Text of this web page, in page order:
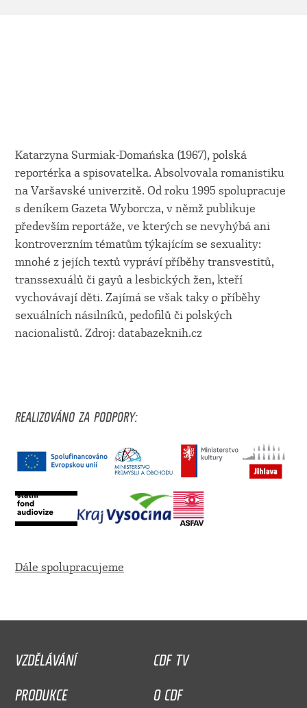
Katarzyna Surmiak-Domańska (1967), polská
reportérka a spisovatelka. Absolvovala romanistiku
na Varšavské univerzitě. Od roku 1995 spolupracuje
s deníkem Gazeta Wyborcza, v němž publikuje
především reportáže, ve kterých se nevyhýbá ani
kontroverzním tématům týkajícím se sexuality:
mnohé z jejích textů vypráví příběhy transvestitů,
transsexuálů či gayů a lesbických žen, kteří
vychovávají děti. Zajímá se však taky o příběhy
sexuálních násilníků, pedofilů či polských
nacionalistů. Zdroj: databazeknih.cz
REALIZOVÁNO ZA PODPORY:
Dále spolupracujeme
VZDĚLÁVÁNÍ
CDF TV
PRODUKCE
O CDF